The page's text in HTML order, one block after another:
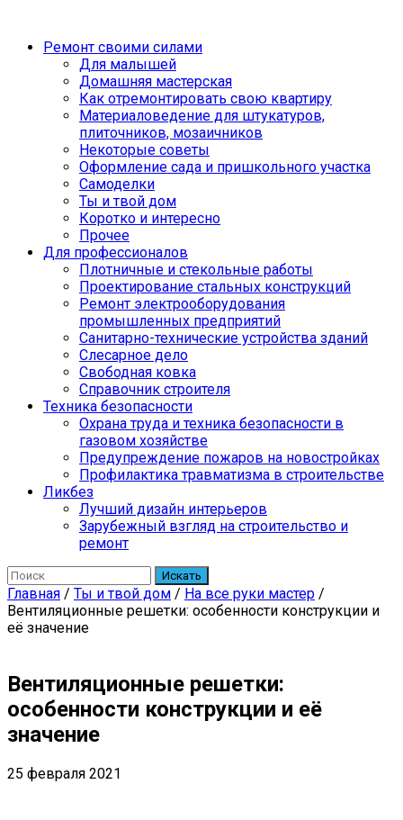
Ремонт своими силами
Для малышей
Домашняя мастерская
Как отремонтировать свою квартиру
Материаловедение для штукатуров,
плиточников, мозаичников
Некоторые советы
Оформление сада и пришкольного участка
Самоделки
Ты и твой дом
Коротко и интересно
Прочее
Для профессионалов
Плотничные и стекольные работы
Проектирование стальных конструкций
Ремонт электрооборудования
промышленных предприятий
Санитарно-технические устройства зданий
Слесарное дело
Свободная ковка
Справочник строителя
Техника безопасности
Охрана труда и техника безопасности в
газовом хозяйстве
Предупреждение пожаров на новостройках
Профилактика травматизма в строительстве
Ликбез
Лучший дизайн интерьеров
Зарубежный взгляд на строительство и
ремонт
Искать
Главная / Ты и твой дом / На все руки мастер /
Вентиляционные решетки: особенности конструкции и
её значение
Вентиляционные решетки:
особенности конструкции и её
значение
25 февраля 2021